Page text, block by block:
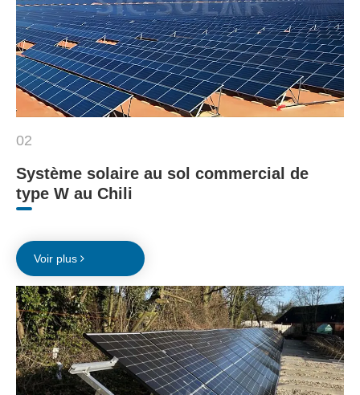
02
Système solaire au sol commercial de
type W au Chili
Voir plus